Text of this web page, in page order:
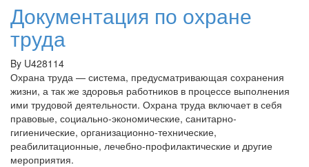
Документация по охране
труда
By U428114
Охрана труда — система, предусматривающая сохранения
жизни, а так же здоровья работников в процессе выполнения
ими трудовой деятельности. Охрана труда включает в себя
правовые, социально-экономические, санитарно-
гигиенические, организационно-технические,
реабилитационные, лечебно-профилактические и другие
мероприятия.